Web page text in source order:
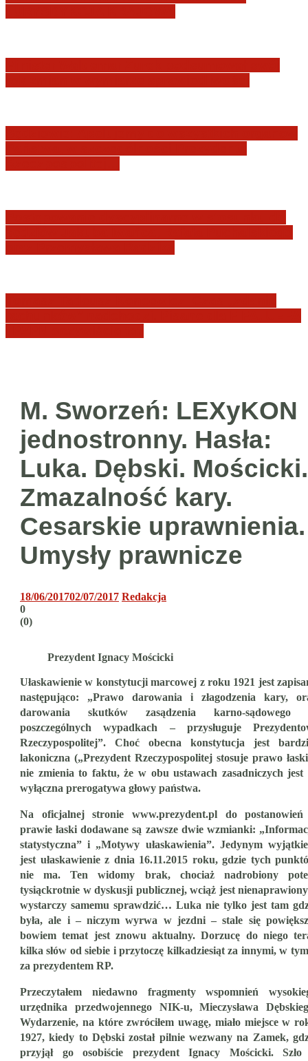
M. Sworzeń: LEXyKON
jednostronny. Hasła:
Luka. Dębski. Mościcki.
Zmazalność kary.
Cesarskie uprawnienia.
Umysły prawnicze
18/06/201702/07/2017 Redakcja
0
(0)
Prezydent Ignacy Mościcki
Ułaskawienie w konstytucji marcowej z roku 1921 jest
następująco: „Prawo darowania i złagodzenia kary,
darowania skutków zasądzenia karno-sądowego
poszczególnych wypadkach – przysługuje
Rzeczypospolitej”. Choć obecna konstytucja jest
lakoniczna („Prezydent Rzeczypospolitej stosuje prawo
nie zmienia to faktu, że w obu ustawach zasadniczych jest
wyłączna prerogatywa głowy państwa.
Na oficjalnej stronie www.prezydent.pl do
prawie łaski dodawane są zawsze dwie wzmianki:
statystyczna” i „Motywy ułaskawienia”. Jedynym
jest ułaskawienie z dnia 16.11.2015 roku, gdzie tych
nie ma. Ten widomy brak, chociaż nadrobiony
tysiąckrotnie w dyskusji publicznej, wciąż jest
wystarczy samemu sprawdzić… Luka nie tylko jest tam
była, ale i – niczym wyrwa w jezdni – stale się
bowiem temat jest znowu aktualny. Dorzucę do niego
kilka słów od siebie i przytoczę kilkadziesiąt za innymi, w
za prezydentem RP.
Przeczytałem niedawno fragmenty wspomnień
urzędnika przedwojennego NIK-u, Mieczysława
Wydarzenie, na które zwróciłem uwagę, miało miejsce w
1927, kiedy to Dębski został pilnie wezwany na Zamek,
przyjął go osobiście prezydent Ignacy Mościcki.